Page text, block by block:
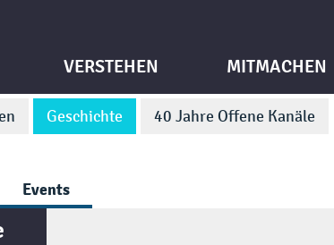
Geschichte 40 Jahre Offene Kanäle
VERSTEHEN MITMACHEN
Events